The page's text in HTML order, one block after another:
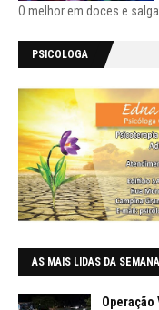
O melhor em doces e
PSICOLOGA
AS MAIS LIDAS DA SEMANA